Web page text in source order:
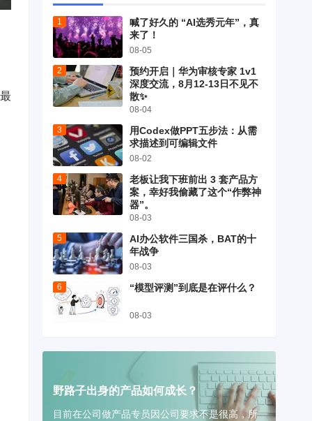
喊了好久的 “AI选秀元年”，真
来了！
08-05
预约开启｜华为审核专家 1v1
深度交流，8月12-13日不见不
散✨
08-04
用Codex做PPT五步法：从需
求描述到可编辑文件
08-02
老板让我下班前出 3 套产品方
案，幸好我偷藏了这个“作弊神
器”。
08-03
AI办公软件三国杀，BAT的十
年战争
08-03
“模型评测”到底是在评什么？
08-03
野路子出身的产品如何成长？
目前在公司做产品专员因公司要求不是很高，所